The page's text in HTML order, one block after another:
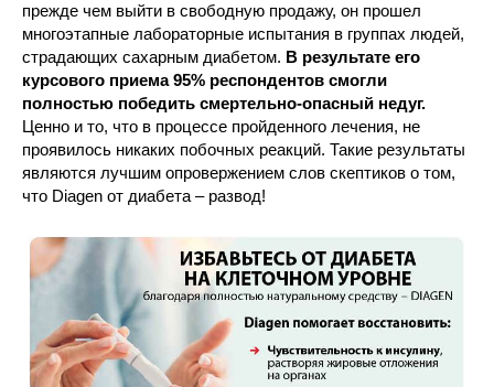
прежде чем выйти в свободную продажу, он прошел
многоэтапные лабораторные испытания в группах людей,
страдающих сахарным диабетом. В результате его
курсового приема 95% респондентов смогли
полностью победить смертельно-опасный недуг.
Ценно и то, что в процессе пройденного лечения, не
проявилось никаких побочных реакций. Такие результаты
являются лучшим опровержением слов скептиков о том,
что Diagen от диабета – развод!